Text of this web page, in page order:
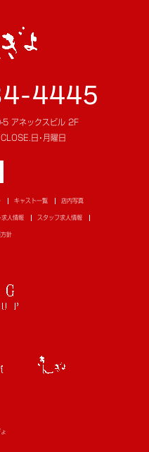
4445
5 アネックスビル 2F
CLOSE. 日･月曜日
キャスト一覧 店内写真
求人情報 スタッフ求人情報
針